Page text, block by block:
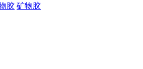
胶 矿物胶